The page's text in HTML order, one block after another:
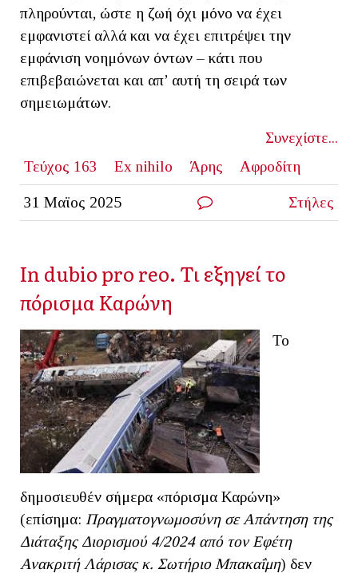
πληρούνται, ώστε η ζωή όχι μόνο να έχει
εμφανιστεί αλλά και να έχει επιτρέψει την
εμφάνιση νοημόνων όντων – κάτι που
επιβεβαιώνεται και απ’ αυτή τη σειρά των
σημειωμάτων.
Συνεχίστε...
Τεύχος 163
Ex nihilo Άρης Αφροδίτη
31 Μαϊος 2025 Στήλες
In dubio pro reo. Τι εξηγεί το
πόρισμα Καρώνη
Το
δημοσιευθέν σήμερα «πόρισμα Καρώνη»
(επίσημα: Πραγματογνωμοσύνη σε Απάντηση της
Διάταξης Διορισμού 4/2024 από τον Εφέτη
Ανακριτή Λάρισας κ. Σωτήριο Μπακαΐμη) δεν